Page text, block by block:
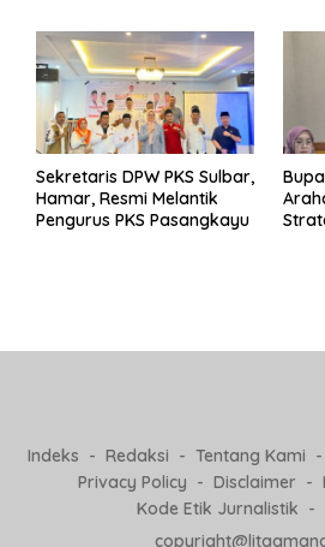
Sekretaris DPW PKS Sulbar,
Hamar, Resmi Melantik
Pengurus PKS Pasangkayu
Indeks Redaksi Tentang Kami
Privacy Policy
Disclaimer
Kode Etik Jurnalistik